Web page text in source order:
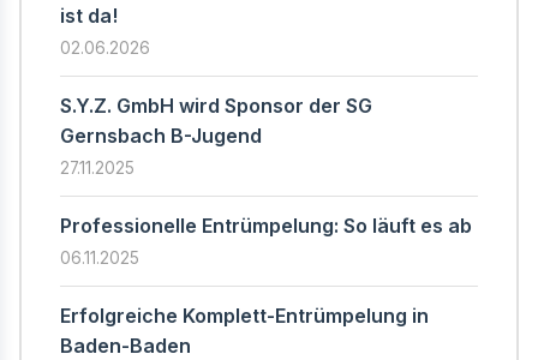
ist da!
02.06.2026
S.Y.Z. GmbH wird Sponsor der SG
Gernsbach B-Jugend
27.11.2025
Professionelle Entrümpelung: So läuft es ab
06.11.2025
Erfolgreiche Komplett-Entrümpelung in
Baden-Baden